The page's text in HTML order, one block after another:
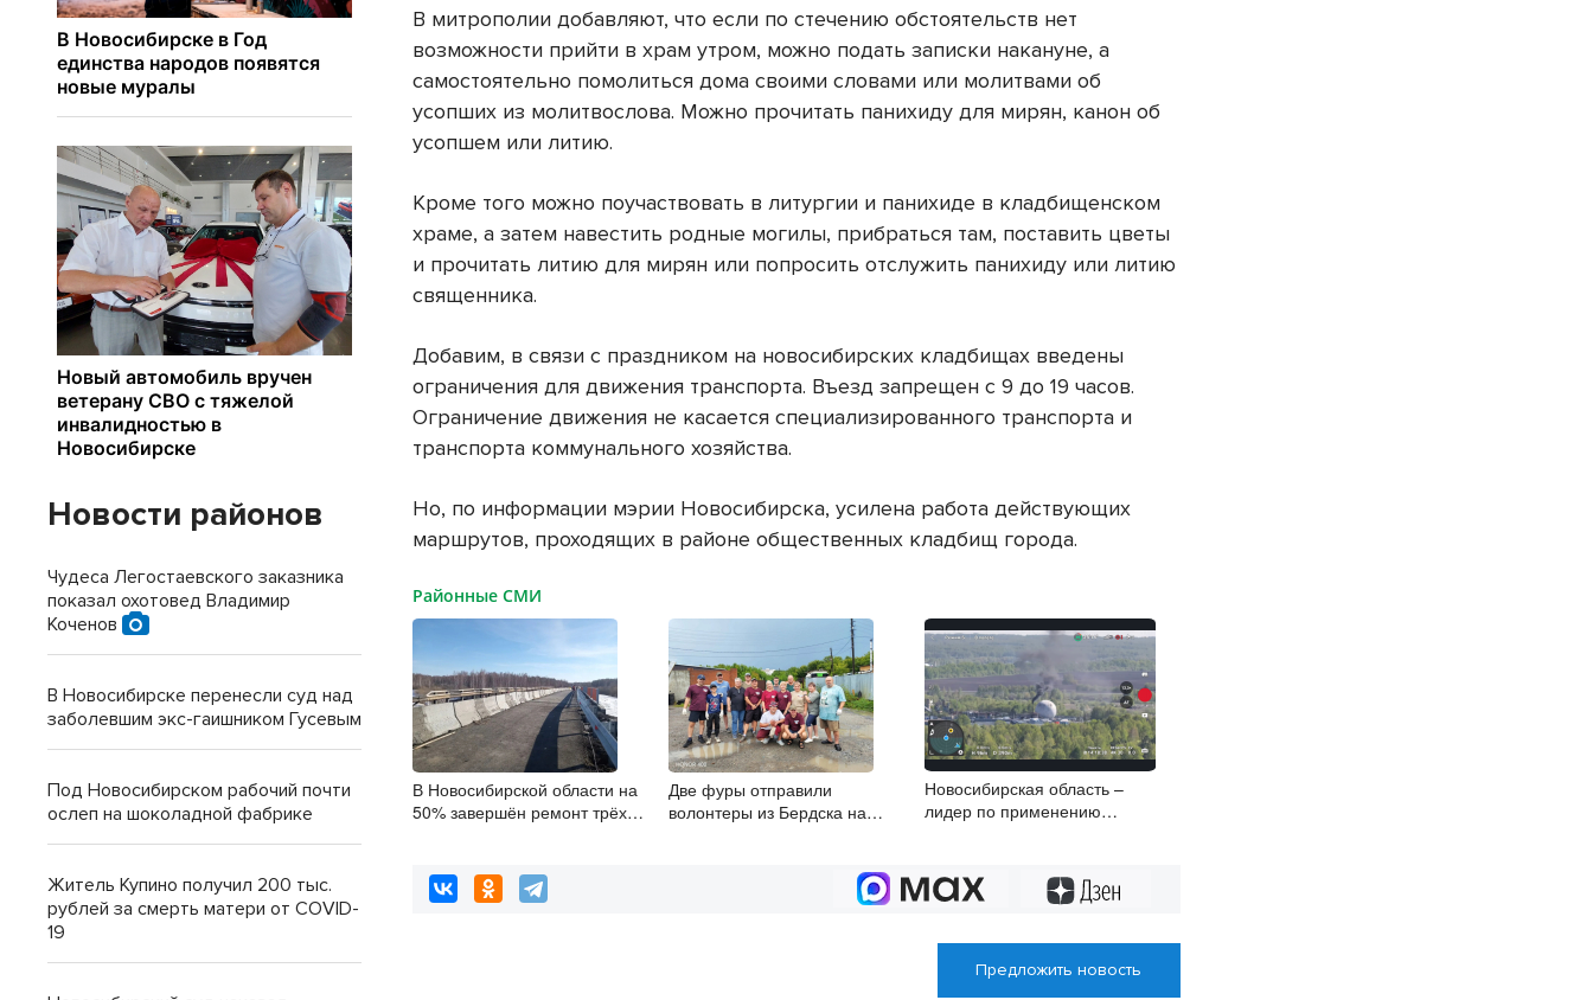
В митрополии добавляют, что если по стечению обстоятельств нет
возможности прийти в храм утром, можно подать записки накануне, а
самостоятельно помолиться дома своими словами или молитвами об
усопших из молитвослова. Можно прочитать панихиду для мирян, канон об
усопшем или литию.
Кроме того можно поучаствовать в литургии и панихиде в кладбищенском
храме, а затем навестить родные могилы, прибраться там, поставить цветы
и прочитать литию для мирян или попросить отслужить панихиду или литию
священника.
Добавим, в связи с праздником на новосибирских кладбищах введены
ограничения для движения транспорта. Въезд запрещен с 9 до 19 часов.
Ограничение движения не касается специализированного транспорта и
транспорта коммунального хозяйства.
Но, по информации мэрии Новосибирска, усилена работа действующих
маршрутов, проходящих в районе общественных кладбищ города.
Районные СМИ
В Новосибирской области на
50% завершён ремонт трёх
Две фуры отправили
волонтеры из Бердска на
Новосибирская область –
лидер по применению
Предложить новость
Новости районов
Чудеса Легостаевского заказника
показал охотовед Владимир
Коченов
В Новосибирске перенесли суд над
заболевшим экс-гаишником Гусевым
Под Новосибирском рабочий почти
ослеп на шоколадной фабрике
Житель Купино получил 200 тыс.
рублей за смерть матери от COVID-
19